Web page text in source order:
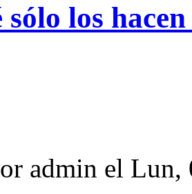
sólo los
admin el Lun,